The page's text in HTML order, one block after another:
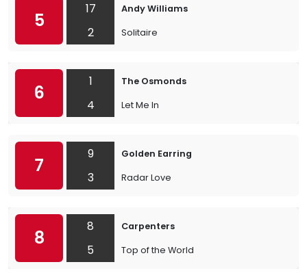
5
17
2
Andy Williams
Solitaire
6
1
4
The Osmonds
Let Me In
7
9
3
Golden Earring
Radar Love
8
8
5
Carpenters
Top of the World